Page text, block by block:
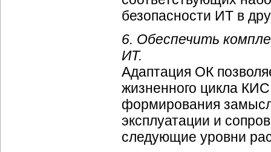
безопасности ИТ в
6. Обеспечить
ИТ.
Адаптация ОК
жизненного цикла
формирования
эксплуатации и
следующие уровни